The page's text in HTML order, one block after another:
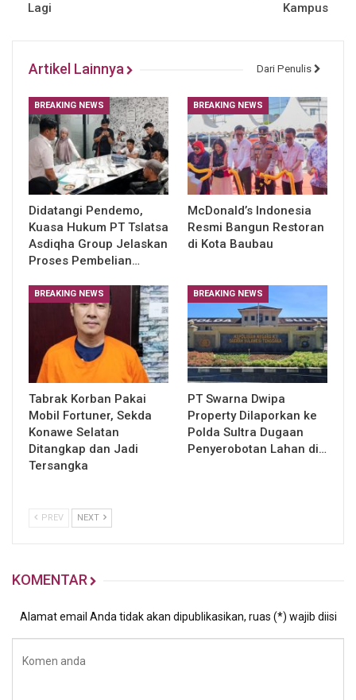
Lagi
Kampus
Artikel Lainnya Dari Penulis
BREAKING NEWS
Didatangi Pendemo,
Kuasa Hukum PT Tslatsa
Asdiqha Group Jelaskan
Proses Pembelian…
BREAKING NEWS
McDonald’s Indonesia
Resmi Bangun Restoran
di Kota Baubau
BREAKING NEWS
Tabrak Korban Pakai
Mobil Fortuner, Sekda
Konawe Selatan
Ditangkap dan Jadi
Tersangka
BREAKING NEWS
PT Swarna Dwipa
Property Dilaporkan ke
Polda Sultra Dugaan
Penyerobotan Lahan di…
PREV NEXT
KOMENTAR
Alamat email Anda tidak akan dipublikasikan, ruas (*) wajib diisi